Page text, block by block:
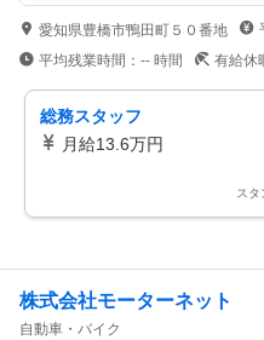
愛知県豊橋市鴨田町５０番地
平均残業時間： -- 時間 有給休
総務スタッフ
月給13.6万円
スタ
株式会社モーターネット
自動車・バイク